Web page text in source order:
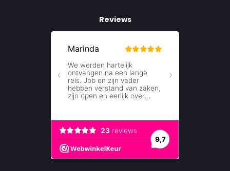
Reviews